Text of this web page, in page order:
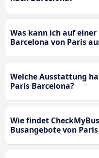
Was kann ich auf
Barcelona von Paris
Welche Ausstattung
Paris Barcelona?
Wie findet
Busangebote von